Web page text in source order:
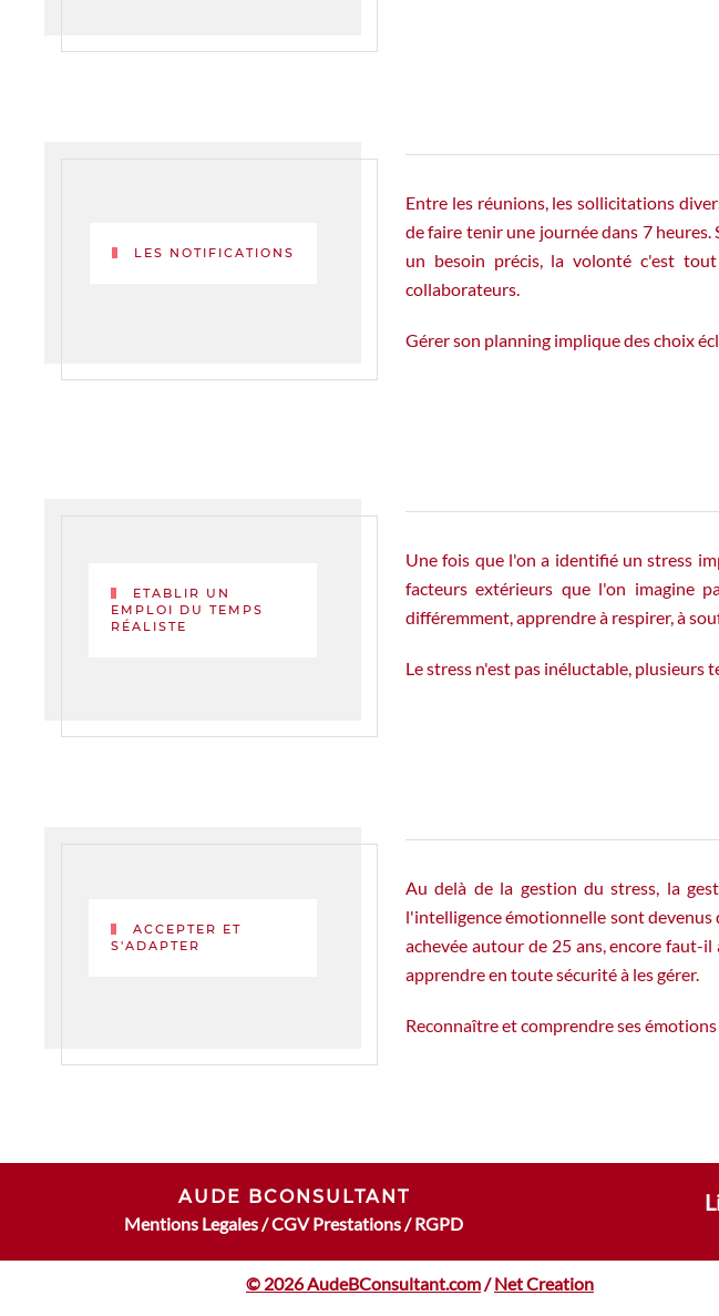
LES NOTIFICATIONS
Entre les réunions, les sollicitations
de faire tenir une journée dans 7
un besoin précis, la volonté c'est
collaborateurs.
Gérer son planning implique des choix
ETABLIR UN
EMPLOI DU TEMPS
RÉALISTE
Une fois que l'on a identifié un stress
facteurs extérieurs que l'on imagine
différemment, apprendre à respirer, à
Le stress n'est pas inéluctable,
ACCEPTER ET
S'ADAPTER
Au delà de la gestion du stress, la
l'intelligence émotionnelle sont devenus
achevée autour de 25 ans, encore faut-
apprendre en toute sécurité à les gérer.
Reconnaître et comprendre ses
AUDE BCONSULTANT
Mentions Legales/CGV Prestations/RGPD
© 2026 AudeBConsultant.com/Net Creation